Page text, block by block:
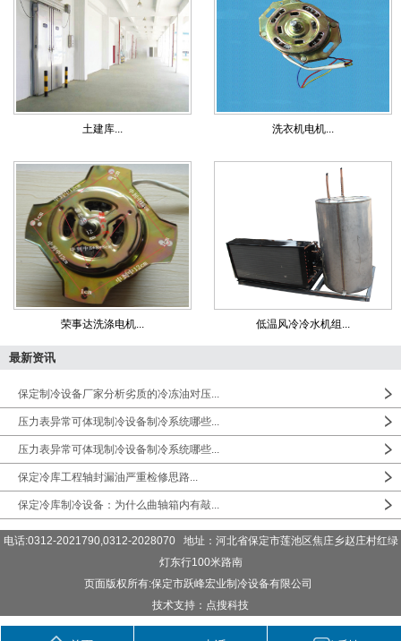
土建库... 洗衣机电机...
荣事达洗涤电机... 低温风冷冷水机组...
最新资讯
保定制冷设备厂家分析劣质的冷冻油对压...
压力表异常可体现制冷设备制冷系统哪些...
压力表异常可体现制冷设备制冷系统哪些...
保定冷库工程轴封漏油严重检修思路...
保定冷库制冷设备：为什么曲轴箱内有敲...
电话:0312-2021790,0312-2028070 地址：河北省保定市莲池区焦庄乡赵庄村红绿
灯东行100米路南
页面版权所有:保定市跃峰宏业制冷设备有限公司
技术支持：点搜科技